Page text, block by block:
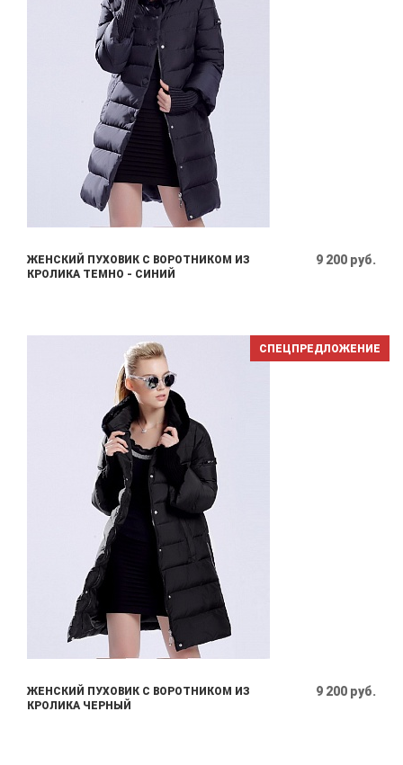
ЖЕНСКИЙ ПУХОВИК С ВОРОТНИКОМ ИЗ
КРОЛИКА ТЕМНО - СИНИЙ
9 200 руб.
СПЕЦПРЕДЛОЖЕНИЕ
ЖЕНСКИЙ ПУХОВИК С ВОРОТНИКОМ ИЗ
КРОЛИКА ЧЕРНЫЙ
9 200 руб.